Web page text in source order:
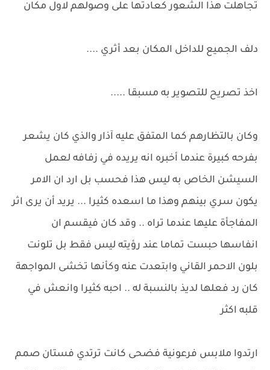
تجاهلت هذا الشعور كعادتها على وصولهم لاول مكان
دلف الجميع للداخل المكان بعد أثري ....
اخذ تصريح للتصوير به مسبقا .....
وكان بالتظارهم كما المتفق عليه آذار والذي كان يشعر
بفرحه كبيرة عندما أخبره انه يريده في زفافه لعمل
السيشن الخاص به ليس هذا فحسب بل ارد ان الامر
يكون سري بينهم وهذا ما اسعده كثيرا ... يريد أن يرى اثر
المفاجأة عليها عندما تراه .. وقد كان فيقسم ان
انفاسها حبست تماما عند رؤيته ليس فقط بل تلونت
بلون الاحمر القاني وابتعدت عنه وكأنها تخشى المواجهة
كان رد فعلها لديذ بالنسبة له .. احبه كثيرا وانعش في
قلبه اكثر
ارتدوا ملابس فرعونية فضحى كانت ترتدي فستان صمم